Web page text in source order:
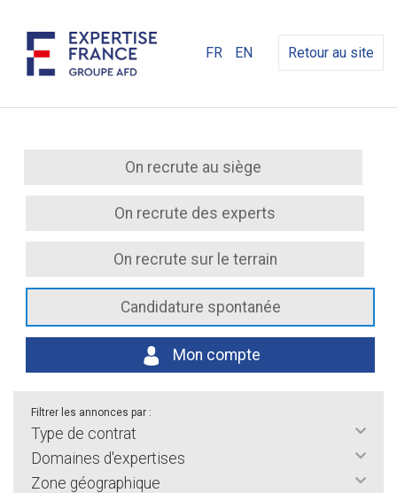
FR EN Retour au site
On recrute au siège
On recrute des experts
On recrute sur le terrain
Candidature spontanée
Mon compte
Filtrer les annonces par :
Type de contrat
Domaines d'expertises
Zone géographique